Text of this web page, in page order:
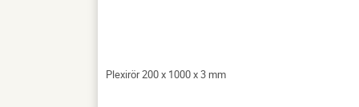
Plexirör 200 x 1000 x 3 mm